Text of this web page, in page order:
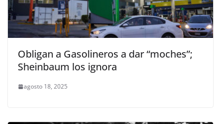
Obligan a Gasolineros a dar “moches”;
Sheinbaum los ignora
agosto 18, 2025